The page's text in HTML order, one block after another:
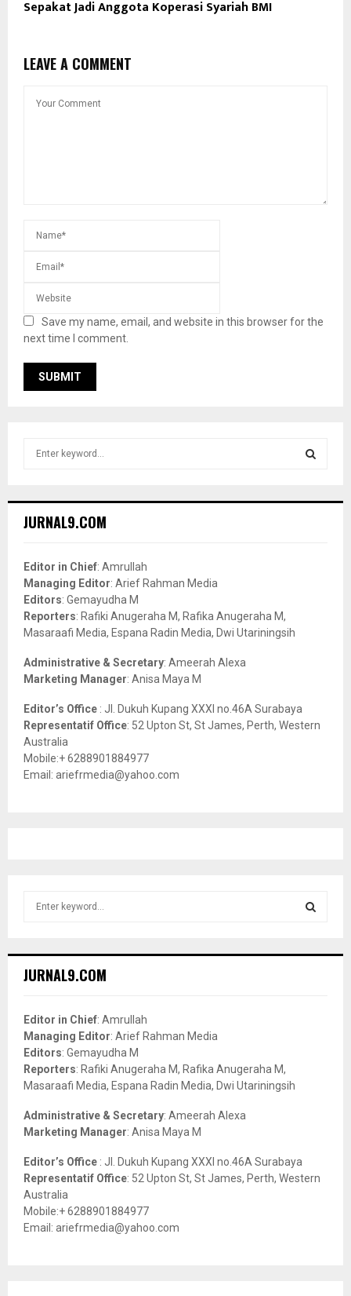
Sepakat Jadi Anggota Koperasi Syariah BMI
LEAVE A COMMENT
Save my name, email, and website in this browser for the
next time I comment.
h
o
r
:
JURNAL9.COM
Editor in Chief: Amrullah
Managing Editor: Arief Rahman Media
Editors: Gemayudha M
Reporters: Rafiki Anugeraha M, Rafika Anugeraha M,
Masaraafi Media, Espana Radin Media, Dwi Utariningsih
Administrative & Secretary: Ameerah Alexa
Marketing Manager: Anisa Maya M
Editor’s Office : Jl. Dukuh Kupang XXXI no.46A Surabaya
Representatif Office: 52 Upton St, St James, Perth, Western
Australia
Mobile:+ 6288901884977
Email: ariefrmedia@yahoo.com
h
o
r
:
JURNAL9.COM
Editor in Chief: Amrullah
Managing Editor: Arief Rahman Media
Editors: Gemayudha M
Reporters: Rafiki Anugeraha M, Rafika Anugeraha M,
Masaraafi Media, Espana Radin Media, Dwi Utariningsih
Administrative & Secretary: Ameerah Alexa
Marketing Manager: Anisa Maya M
Editor’s Office : Jl. Dukuh Kupang XXXI no.46A Surabaya
Representatif Office: 52 Upton St, St James, Perth, Western
Australia
Mobile:+ 6288901884977
Email: ariefrmedia@yahoo.com